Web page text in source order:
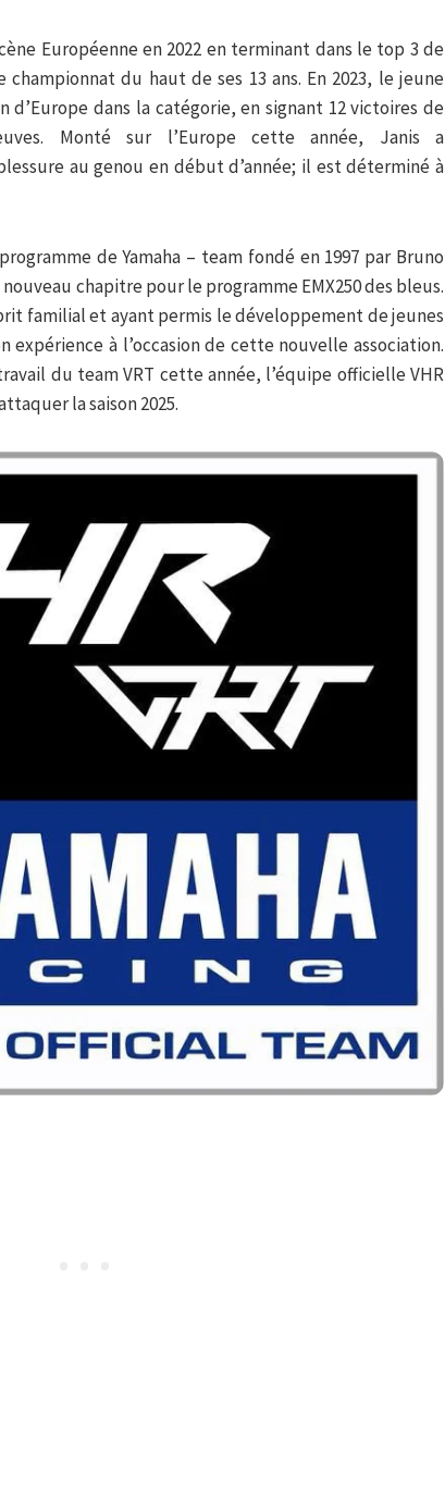
Européenne en 2022 en terminant dans le top 3 de
championnat du haut de ses 13 ans. En 2023, le jeune
dans la catégorie, en signant 12 victoires de
Monté sur l’Europe cette année, Janis a
au genou en début d’année; il est déterminé à
de Yamaha – team fondé en 1997 par Bruno
chapitre pour le programme EMX250 des bleus.
familial et ayant permis le développement de jeunes
à l’occasion de cette nouvelle association.
du team VRT cette année, l’équipe officielle VHR
la saison 2025.